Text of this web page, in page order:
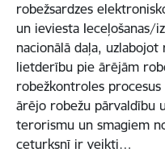
robežsardzes
un ieviesta Ieceļošanas/
nacionālā daļa,
lietderību pie ārējām
robežkontroles
ārējo robežu pārvaldību
terorismu un smagiem
ceturksnī ir veikti…